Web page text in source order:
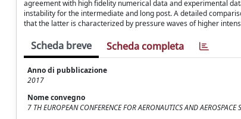
agreement with high ﬁdelity numerical data and experimental
instability for the intermediate and long post. A detailed
that the latter is characterized by pressure waves of higher
Scheda breve Scheda completa
Anno di pubblicazione
2017
Nome convegno
7 TH EUROPEAN CONFERENCE FOR AERONAUTICS AND AEROSPACE